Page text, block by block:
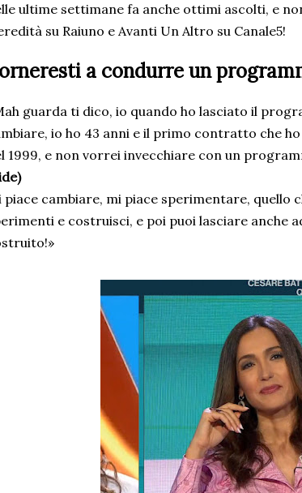
ultime settimane fa anche ottimi ascolti, e
su Raiuno e Avanti Un Altro su Canale5!
a condurre un
guarda ti dico, io quando ho lasciato il
io ho 43 anni e il primo contratto che
1999, e non vorrei invecchiare con un
piace cambiare, mi piace sperimentare, quello
e costruisci, e poi puoi lasciare anche